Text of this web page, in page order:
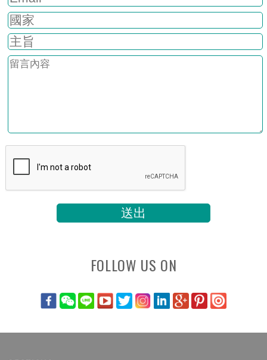
FOLLOW US ON